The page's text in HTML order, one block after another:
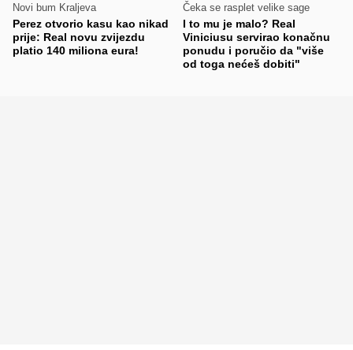
Novi bum Kraljeva
Perez otvorio kasu kao nikad
prije: Real novu zvijezdu
platio 140 miliona eura!
Čeka se rasplet velike sage
I to mu je malo? Real
Viniciusu servirao konačnu
ponudu i poručio da "više
od toga nećeš dobiti"